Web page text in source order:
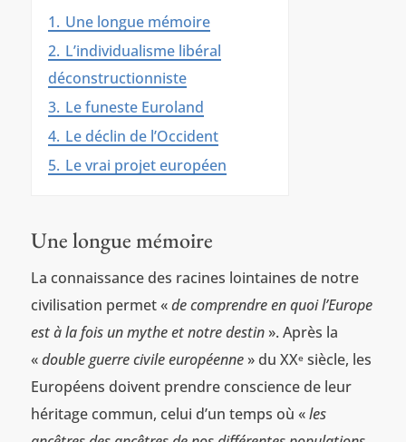
1. Une longue mémoire
2. L’individualisme libéral
déconstructionniste
3. Le funeste Euroland
4. Le déclin de l’Occident
5. Le vrai projet européen
Une longue mémoire
La connaissance des racines lointaines de notre
civilisation permet «de comprendre en quoi l’Europe
est à la fois un mythe et notre destin». Après la
«double guerre civile européenne» du XXesiècle, les
Européens doivent prendre conscience de leur
héritage commun, celui d’un temps où «les